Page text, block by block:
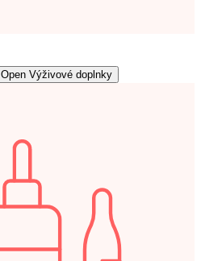
Open Výživové doplnky